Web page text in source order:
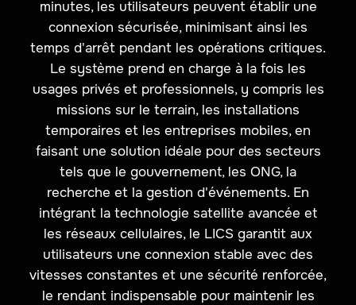
minutes, les utilisateurs peuvent établir une
connexion sécurisée, minimisant ainsi les
temps d'arrêt pendant les opérations critiques.
Le système prend en charge à la fois les
usages privés et professionnels, y compris les
missions sur le terrain, les installations
temporaires et les entreprises mobiles, en
faisant une solution idéale pour des secteurs
tels que le gouvernement, les ONG, la
recherche et la gestion d'événements. En
intégrant la technologie satellite avancée et
les réseaux cellulaires, le LICS garantit aux
utilisateurs une connexion stable avec des
vitesses constantes et une sécurité renforcée,
le rendant indispensable pour maintenir les